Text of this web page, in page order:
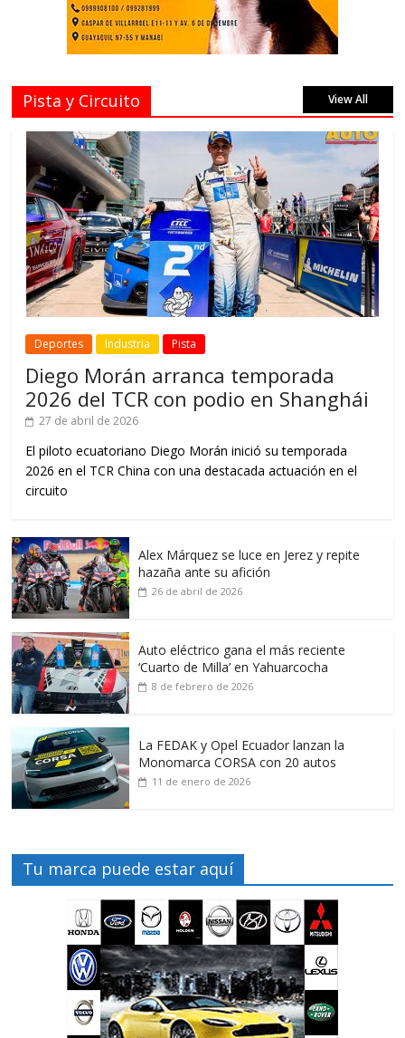
Pista y Circuito View All
Deportes Industria Pista
Diego Morán arranca temporada
2026 del TCR con podio en Shanghái
27 de abril de 2026
El piloto ecuatoriano Diego Morán inició su temporada
2026 en el TCR China con una destacada actuación en el
circuito
Alex Márquez se luce en Jerez y repite
hazaña ante su afición
26 de abril de 2026
Auto eléctrico gana el más reciente
‘Cuarto de Milla’ en Yahuarcocha
8 de febrero de 2026
La FEDAK y Opel Ecuador lanzan la
Monomarca CORSA con 20 autos
11 de enero de 2026
Tu marca puede estar aquí